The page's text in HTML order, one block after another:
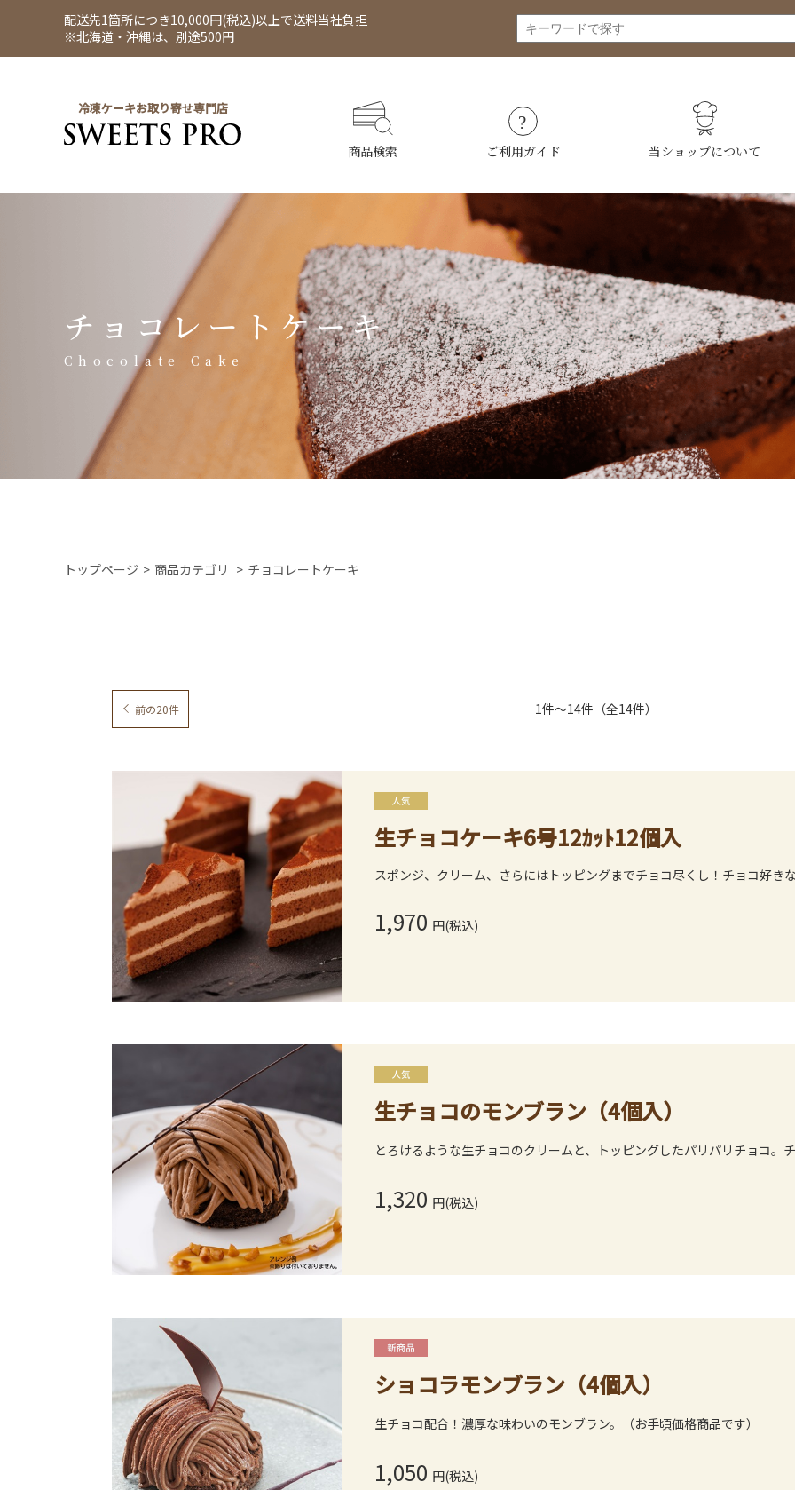
配送先1箇所につき10,000円(税込)以上で送料当社負担
※北海道・沖縄は、別途500円
冷凍ケーキお取り寄せ専門店
商品検索 ご利用ガイド 当ショップについて
チョコレートケーキ
Chocolate Cake
トップページ 商品カテゴリ チョコレートケーキ
前の20件 1件～14件（全14件）
生チョコケーキ6号12ｶｯﾄ12個入
スポンジ、クリーム、さらにはトッピングまでチョコ尽くし！チョコ好き
1,970 円(税込)
生チョコのモンブラン（4個入）
とろけるような生チョコのクリームと、トッピングしたパリパリチョコ。
1,320 円(税込)
ショコラモンブラン（4個入）
生チョコ配合！濃厚な味わいのモンブラン。（お手頃価格商品です）
1,050 円(税込)